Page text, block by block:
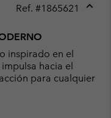
Ref. #1865621
inspirado en el
hacia el
para cualquier